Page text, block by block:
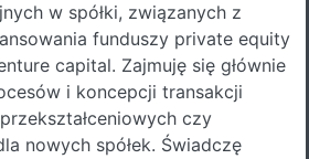
w spółki, związanych z
funduszy private equity
capital. Zajmuję się głównie
i koncepcji transakcji
czy
nowych spółek. Świadczę